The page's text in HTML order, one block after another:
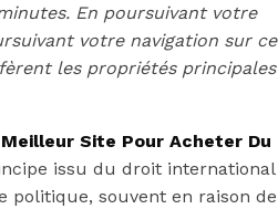
ligne
En poursuivant votre
votre navigation sur ce
les propriétés principales
Meilleur Site Pour Acheter Du
issu du droit international
politique, souvent en raison de